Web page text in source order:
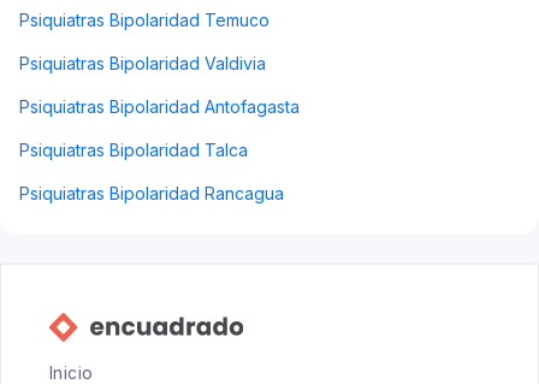
Psiquiatras Bipolaridad Temuco
Psiquiatras Bipolaridad Valdivia
Psiquiatras Bipolaridad Antofagasta
Psiquiatras Bipolaridad Talca
Psiquiatras Bipolaridad Rancagua
Inicio